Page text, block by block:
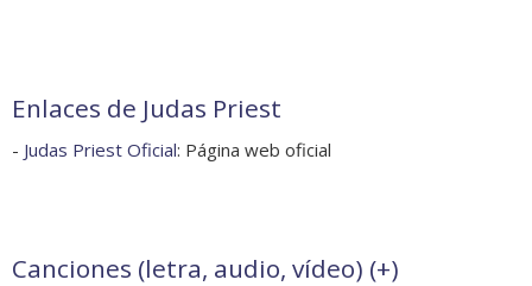
Enlaces de Judas Priest
- Judas Priest Oficial: Página web oficial
Canciones (letra, audio, vídeo) (+)